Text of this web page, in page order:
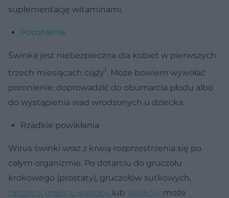
suplementację witaminami.
Poronienie
Świnka jest niebezpieczna dla kobiet w pierwszych
trzech miesiącach ciąży1. Może bowiem wywołać
poronienie, doprowadzić do obumarcia płodu albo
do wystąpienia wad wrodzonych u dziecka.
Rzadkie powikłania
Wirus świnki wraz z krwią rozprzestrzenia się po
całym organizmie. Po dotarciu do gruczołu
krokowego (prostaty), gruczołów sutkowych,
tarczycy, grasicy, wątroby lub jajników może